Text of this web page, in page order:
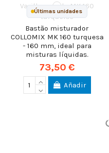
Últimas unidades
Bastão misturador
COLLOMIX MK 160 turquesa
- 160 mm, ideal para
misturas líquidas.
73,50 €
Añadir